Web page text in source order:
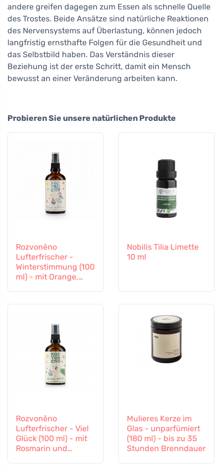
andere greifen dagegen zum Essen als schnelle Quelle
des Trostes. Beide Ansätze sind natürliche Reaktionen
des Nervensystems auf Überlastung, können jedoch
langfristig ernsthafte Folgen für die Gesundheit und
das Selbstbild haben. Das Verständnis dieser
Beziehung ist der erste Schritt, damit ein Mensch
bewusst an einer Veränderung arbeiten kann.
Probieren Sie unsere natürlichen Produkte
Rozvoněno
Lufterfrischer -
Winterstimmung (100
ml) - mit Orange,
Nobilis Tilia Limette
10 ml
Rozvoněno
Lufterfrischer - Viel
Glück (100 ml) - mit
Rosmarin und
Mulieres Kerze im
Glas - unparfümiert
(180 ml) - bis zu 35
Stunden Brenndauer